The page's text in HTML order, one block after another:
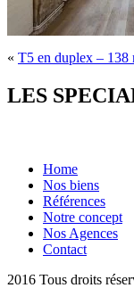
« T5 en duplex – 138
LES
Home
Nos biens
Références
Notre concept
Nos Agences
Contact
2016 Tous droits